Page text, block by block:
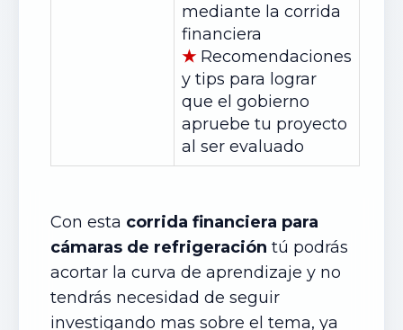
mediante la corrida
financiera
★ Recomendaciones
y tips para lograr
que el gobierno
apruebe tu proyecto
al ser evaluado
Con esta corrida financiera para
cámaras de refrigeración tú podrás
acortar la curva de aprendizaje y no
tendrás necesidad de seguir
investigando mas sobre el tema, ya